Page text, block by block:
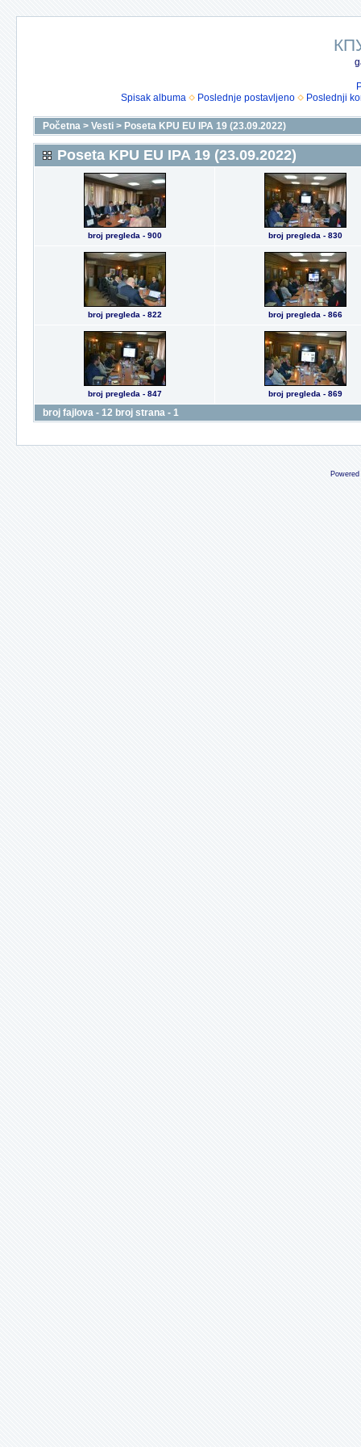
Spisak albuma
Poslednje postavljeno Poslednji
Početna > Vesti > Poseta KPU EU IPA 19 (23.09.2022)
Poseta KPU EU IPA 19 (23.09.2022)
broj pregleda - 900 broj pregleda - 830
broj pregleda - 822 broj pregleda - 866
broj pregleda - 847 broj pregleda - 869
broj fajlova - 12 broj strana - 1